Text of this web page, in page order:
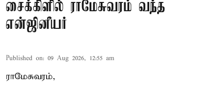
சைக்கிளில் ராமேசுவரம் வந்த
என்ஜினீயர்
Published on: 09 Aug 2026, 12:55 am
ராமேசுவரம்,